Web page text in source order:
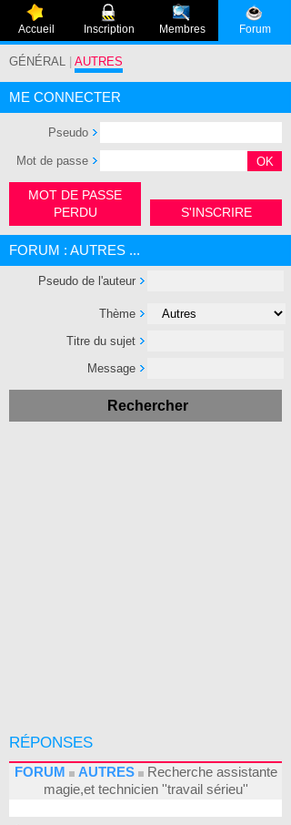
Accueil Inscription Membres Forum
GÉNÉRAL AUTRES
ME CONNECTER
Pseudo
Mot de passe
MOT DE PASSE
PERDU
S'INSCRIRE
FORUM : AUTRES ...
Pseudo de l'auteur
Thème
Titre du sujet
Message
RÉPONSES
FORUM AUTRES Recherche assistante
magie,et technicien ''travail sérieu''